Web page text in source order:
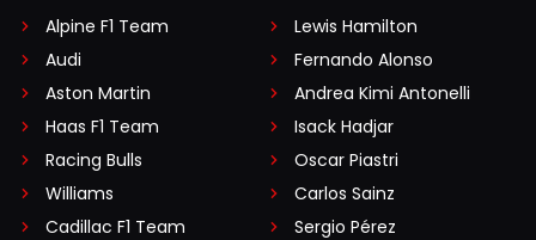
Alpine F1 Team
Audi
Aston Martin
Haas F1 Team
Racing Bulls
Williams
Cadillac F1 Team
Lewis Hamilton
Fernando Alonso
Andrea Kimi Antonelli
Isack Hadjar
Oscar Piastri
Carlos Sainz
Sergio Pérez